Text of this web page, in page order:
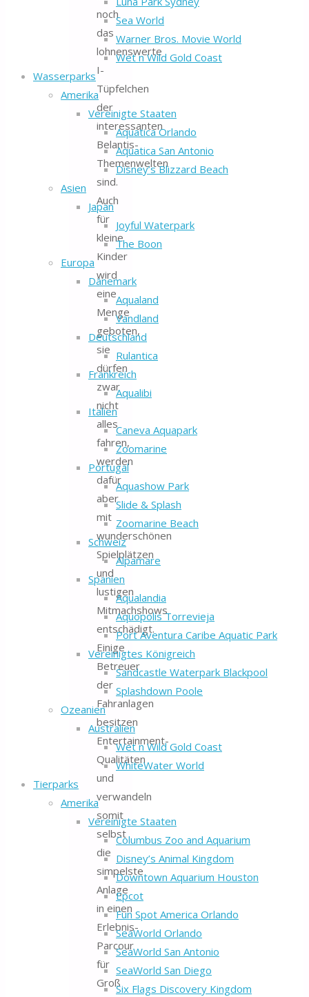
Sea World
Warner Bros. Movie World
Wet n Wild Gold Coast
Wasserparks
Amerika
Vereinigte Staaten
Aquatica Orlando
Aquatica San Antonio
Disney’s Blizzard Beach
Asien
Japan
Joyful Waterpark
The Boon
Europa
Dänemark
Aqualand
Vandland
Deutschland
Rulantica
Frankreich
Aqualibi
Italien
Caneva Aquapark
Zoomarine
Portugal
Aquashow Park
Slide & Splash
Zoomarine Beach
Schweiz
Alpamare
Spanien
Aqualandia
Aquopolis Torrevieja
Port Aventura Caribe Aquatic Park
Vereinigtes Königreich
Sandcastle Waterpark Blackpool
Splashdown Poole
Ozeanien
Australien
Wet n Wild Gold Coast
WhiteWater World
Tierparks
Amerika
Vereinigte Staaten
Columbus Zoo and Aquarium
Disney’s Animal Kingdom
Downtown Aquarium Houston
Epcot
Fun Spot America Orlando
SeaWorld Orlando
SeaWorld San Antonio
SeaWorld San Diego
Six Flags Discovery Kingdom
noch
das
lohnenswerte
I-
Tüpfelchen
der
interessanten
Belantis-
Themenwelten
sind.
Auch
für
kleine
Kinder
wird
eine
Menge
geboten,
sie
dürfen
zwar
nicht
alles
fahren,
werden
dafür
aber
mit
wunderschönen
Spielplätzen
und
lustigen
Mitmachshows
entschädigt.
Einige
Betreuer
der
Fahranlagen
besitzen
Entertainment-
Qualitäten
und
verwandeln
somit
selbst
die
simpelste
Anlage
in einen
Erlebnis-
Parcour
für
Groß